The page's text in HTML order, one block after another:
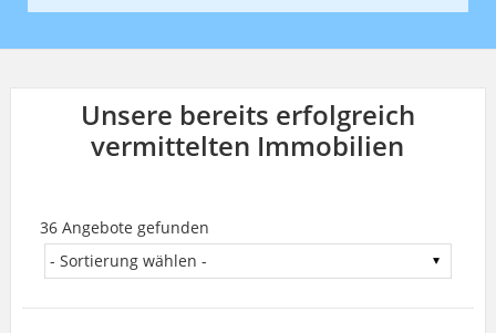
Unsere bereits erfolgreich
vermittelten Immobilien
36 Angebote gefunden